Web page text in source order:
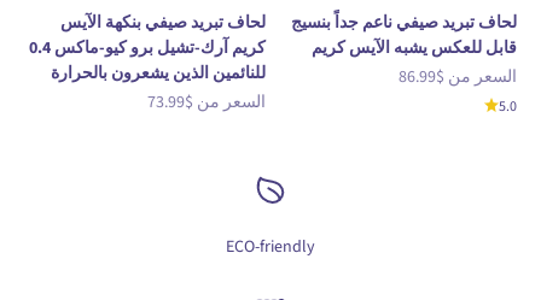
لحاف تبريد صيفي ناعم جداً بنسيج
قابل للعكس يشبه الآيس كريم
السعر بعد الخصم
السعر من $86.99
5.0
لحاف تبريد صيفي بنكهة الآيس
كريم آرك-تشيل برو كيو-ماكس 0.4
للنائمين الذين يشعرون بالحرارة
السعر بعد الخصم
السعر من $73.99
ECO-friendly